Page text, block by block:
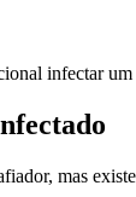
infectar
mas